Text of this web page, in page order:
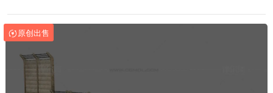
原创出售